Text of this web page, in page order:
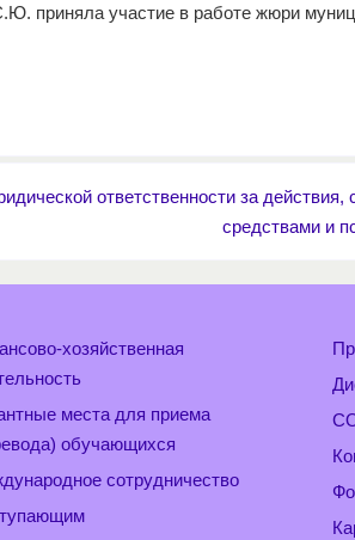
приняла участие в работе жюри
ответственности за действия,
средствами и
хозяйственная
места для приема
обучающихся
сотрудничество